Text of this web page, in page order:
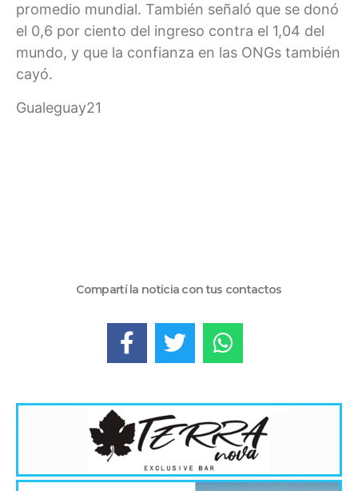
promedio mundial. También señaló que se donó
el 0,6 por ciento del ingreso contra el 1,04 del
mundo, y que la confianza en las ONGs también
cayó.
Gualeguay21
Compartí la noticia con tus contactos